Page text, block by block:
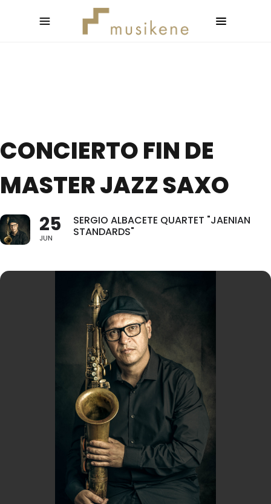
CONCIERTO FIN DE
MASTER JAZZ SAXO
25
JUN
SERGIO ALBACETE QUARTET "JAENIAN
STANDARDS"